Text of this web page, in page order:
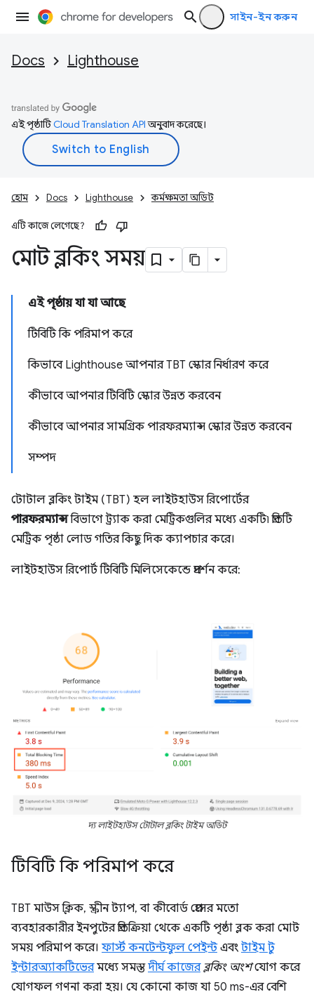
সাইন-ইন করুন
Docs Lighthouse
এই পৃষ্ঠাটিCloud Translation APIঅনুবাদ করেছে।
হোম Docs Lighthouse কর্মক্ষমতা অডিট
এটি কাজে লেগেছে?
মোট ব্লকিং সময়
এই পৃষ্ঠায় যা যা আছে
টিবিটি কি পরিমাপ করে
কিভাবে Lighthouse আপনার TBT স্কোর নির্ধারণ করে
কীভাবে আপনার টিবিটি স্কোর উন্নত করবেন
কীভাবে আপনার সামগ্রিক পারফরম্যান্স স্কোর উন্নত করবেন
সম্পদ
টোটাল ব্লকিং টাইম (TBT) হল লাইটহাউস রিপোর্টের
পারফরম্যান্সবিভাগে ট্র্যাক করা মেট্রিকগুলির মধ্যে একটি৷ প্রতিটি
মেট্রিক পৃষ্ঠা লোড গতির কিছু দিক ক্যাপচার করে।
লাইটহাউস রিপোর্ট টিবিটি মিলিসেকেন্ডে প্রদর্শন করে:
দ্য লাইটহাউস টোটাল ব্লকিং টাইম অডিট
টিবিটি কি পরিমাপ করে
TBT মাউস ক্লিক, স্ক্রীন ট্যাপ, বা কীবোর্ড প্রেসের মতো
ব্যবহারকারীর ইনপুটের প্রতিক্রিয়া থেকে একটি পৃষ্ঠা ব্লক করা মোট
সময় পরিমাপ করে। ফার্স্ট কনটেন্টফুল পেইন্টএবং টাইম টু
ইন্টারঅ্যাকটিভেরমধ্যে সমস্তদীর্ঘ কাজের ব্লকিং অংশযোগ করে
যোগফল গণনা করা হয়। যে কোনো কাজ যা 50 ms-এর বেশি